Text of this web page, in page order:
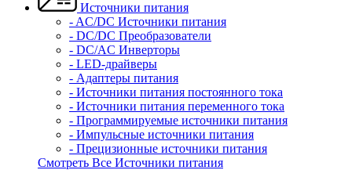
Источники питания
- AC/DC Источники питания
- DC/DC Преобразователи
- DC/AC Инверторы
- LED-драйверы
- Адаптеры питания
- Источники питания постоянного тока
- Источники питания переменного тока
- Программируемые источники питания
- Импульсные источники питания
- Прецизионные источники питания
Смотреть Все Источники питания